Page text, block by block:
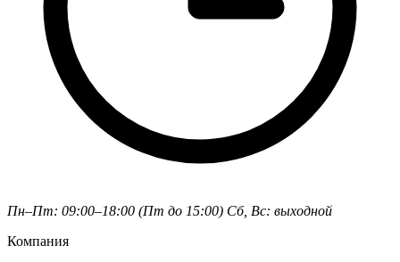
Пн–Пт: 09:00–18:00 (Пт до 15:00) Сб, Вс: выходной
Компания